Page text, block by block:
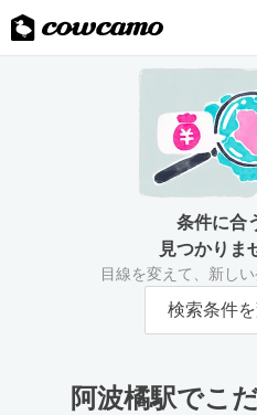
条件に合
見つかりま
目線を変えて、新し
検索条件
阿波橘駅でこ